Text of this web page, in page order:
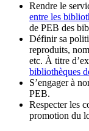
Rendre le
entre les
de PEB des
Définir sa
reproduits,
etc. À titre
bibliothèques
S’engager à
PEB.
Respecter les
promotion du